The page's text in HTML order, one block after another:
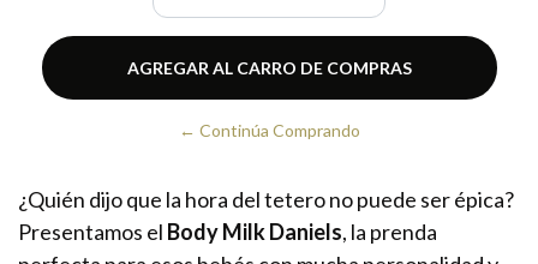
← Continúa Comprando
¿Quién dijo que la hora del tetero no puede ser épica?
Presentamos el Body Milk Daniels, la prenda